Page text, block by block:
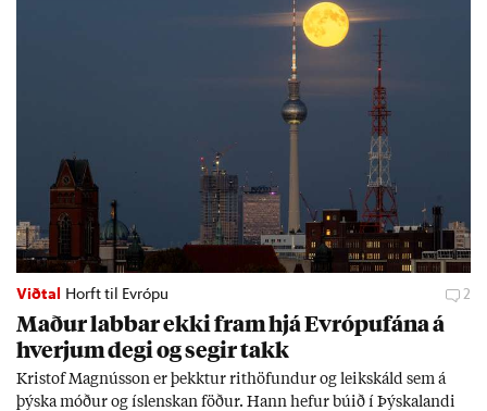
Viðtal Horft til Evrópu 2
Mað­ur labb­ar ekki fram hjá Evr­ópuf­ána á
hverj­um degi og seg­ir takk
Kri­stof Magnús­son er þekkt­ur rit­höf­und­ur og leik­skáld sem á
þýska móð­ur og ís­lensk­an föð­ur. Hann hef­ur bú­ið í Þýskalandi